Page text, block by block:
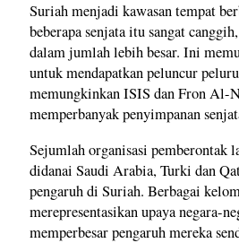
Suriah menjadi kawasan tempat
beberapa senjata itu sangat
dalam jumlah lebih besar. Ini
untuk mendapatkan peluncur
memungkinkan ISIS dan Fron Al-
memperbanyak penyimpanan
Sejumlah organisasi pemberontak
didanai Saudi Arabia, Turki dan
pengaruh di Suriah. Berbagai
merepresentasikan upaya negara-
memperbesar pengaruh mereka